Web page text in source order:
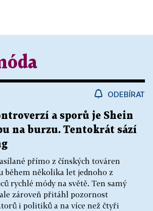
ODEBÍRAT
a sporů je Shein
na burzu. Tentokrát sází
přímo z čínských továren
během několika let jednoho z
rychlé módy na světě. Ten samý
zároveň přitáhl pozornost
i politiků a na více než čtyři